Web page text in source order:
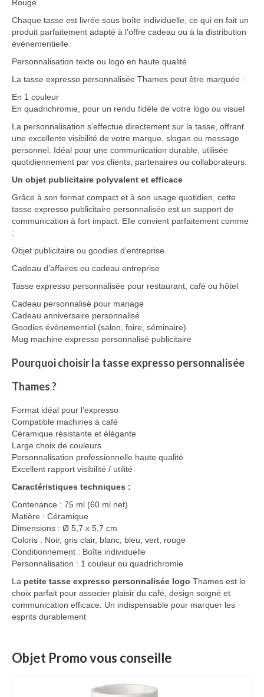
Rouge
Chaque tasse est livrée sous boîte individuelle, ce qui en fait un
produit parfaitement adapté à l’offre cadeau ou à la distribution
événementielle.
Personnalisation texte ou logo en haute qualité
La tasse expresso personnalisée Thames peut être marquée :
En 1 couleur
En quadrichromie, pour un rendu fidèle de votre logo ou visuel
La personnalisation s’effectue directement sur la tasse, offrant
une excellente visibilité de votre marque, slogan ou message
personnel. Idéal pour une communication durable, utilisée
quotidiennement par vos clients, partenaires ou collaborateurs.
Un objet publicitaire polyvalent et efficace
Grâce à son format compact et à son usage quotidien, cette
tasse expresso publicitaire personnalisée est un support de
communication à fort impact. Elle convient parfaitement comme
:
Objet publicitaire ou goodies d’entreprise
Cadeau d’affaires ou cadeau entreprise
Tasse expresso personnalisée pour restaurant, café ou hôtel
Cadeau personnalisé pour mariage
Cadeau anniversaire personnalisé
Goodies événementiel (salon, foire, séminaire)
Mug machine expresso personnalisé publicitaire
Pourquoi choisir la tasse expresso personnalisée
Thames ?
Format idéal pour l’expresso
Compatible machines à café
Céramique résistante et élégante
Large choix de couleurs
Personnalisation professionnelle haute qualité
Excellent rapport visibilité / utilité
Caractéristiques techniques :
Contenance : 75 ml (60 ml net)
Matière : Céramique
Dimensions : Ø 5,7 x 5,7 cm
Coloris : Noir, gris clair, blanc, bleu, vert, rouge
Conditionnement : Boîte individuelle
Personnalisation : 1 couleur ou quadrichromie
La petite tasse expresso personnalisée logo Thames est le
choix parfait pour associer plaisir du café, design soigné et
communication efficace. Un indispensable pour marquer les
esprits durablement
Objet Promo vous conseille